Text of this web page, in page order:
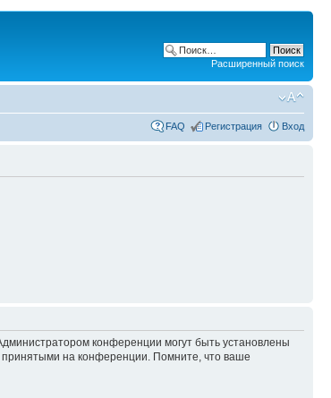
Расширенный поиск
FAQ Регистрация Вход
конференции могут быть установлены
принятыми на конференции. Помните, что ваше